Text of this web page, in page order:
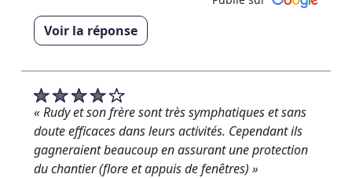
Voir la réponse
été un véritable plaisir de travailler pour vous. »
De RM RENOVATION - Le 30/08/2024
« Rudy et son frère sont très symphatiques et sans
doute efficaces dans leurs activités. Cependant ils
gagneraient beaucoup en assurant une protection
du chantier (flore et appuis de fenêtres) »